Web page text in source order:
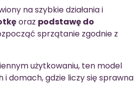
na szybkie działania i
oraz podstawę do
sprzątanie zgodnie z
użytkowaniu, ten model
domach, gdzie liczy się sprawna